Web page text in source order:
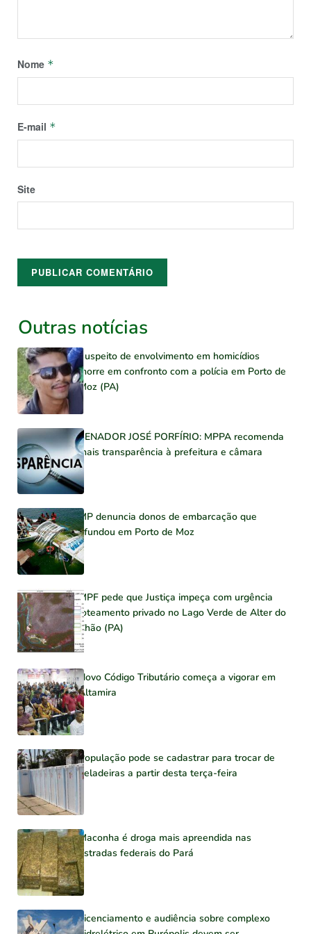
Nome *
E-mail *
Site
Outras notícias
Suspeito de envolvimento em homicídios
morre em confronto com a polícia em Porto de
Moz (PA)
SENADOR JOSÉ PORFÍRIO: MPPA recomenda
mais transparência à prefeitura e câmara
MP denuncia donos de embarcação que
afundou em Porto de Moz
MPF pede que Justiça impeça com urgência
loteamento privado no Lago Verde de Alter do
Chão (PA)
Novo Código Tributário começa a vigorar em
Altamira
População pode se cadastrar para trocar de
geladeiras a partir desta terça-feira
Maconha é droga mais apreendida nas
estradas federais do Pará
Licenciamento e audiência sobre complexo